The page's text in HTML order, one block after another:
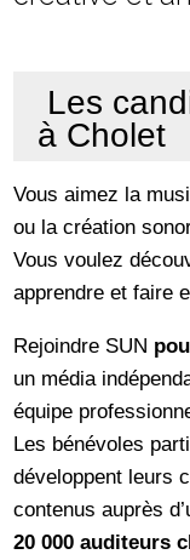
Les
à Cholet
Vous aimez la
ou la création
Vous voulez
apprendre et faire
Rejoindre SUN
un média
équipe
Les bénévoles
développent leurs
contenus auprès
20 000 auditeurs